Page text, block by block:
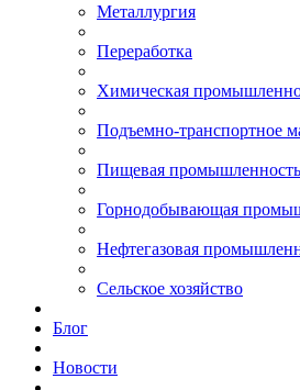
Металлургия
Переработка
Химическая
Подъемно-транспортное
Пищевая промышленность
Горнодобывающая
Нефтегазовая
Сельское хозяйство
Блог
Новости